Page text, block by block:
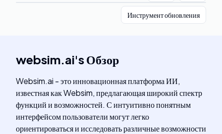
Инструмент обновления
websim.ai'sОбзор
Websim.ai - это инновационная платформа ИИ,
известная как Websim, предлагающая широкий спектр
функций и возможностей. С интуитивно понятным
интерфейсом пользователи могут легко
ориентироваться и исследовать различные возможности